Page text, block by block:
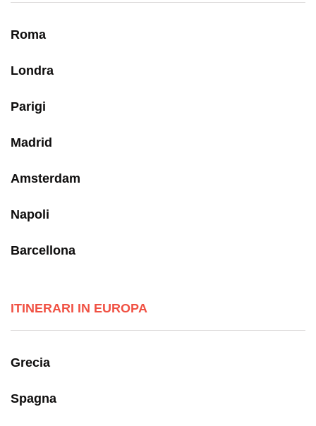
Roma
Londra
Parigi
Madrid
Amsterdam
Napoli
Barcellona
ITINERARI IN EUROPA
Grecia
Spagna